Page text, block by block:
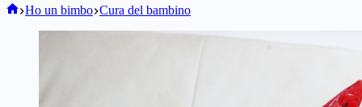
Home
Ho un bimbo Cura del bambino